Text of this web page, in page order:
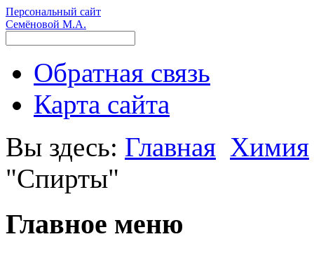
Персональный сайт
Семёновой М.А.
Обратная связь
Карта сайта
Вы здесь: Главная Химия
"Спирты"
Главное меню